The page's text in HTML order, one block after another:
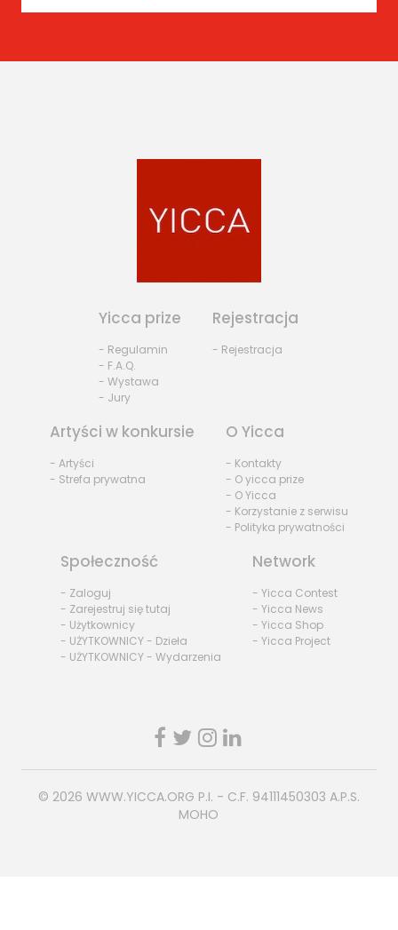
Yicca prize
- Regulamin
- F.A.Q.
- Wystawa
- Jury
Rejestracja
- Rejestracja
Artyści w konkursie
- Artyści
- Strefa prywatna
O Yicca
- Kontakty
- O yicca prize
- O Yicca
- Korzystanie z serwisu
- Polityka prywatności
Społeczność
- Zaloguj
- Zarejestruj się tutaj
- Użytkownicy
- UŻYTKOWNICY - Dzieła
- UŻYTKOWNICY - Wydarzenia
Network
- Yicca Contest
- Yicca News
- Yicca Shop
- Yicca Project
© 2026 WWW.YICCA.ORG P.I. - C.F. 94111450303 A.P.S.
MOHO